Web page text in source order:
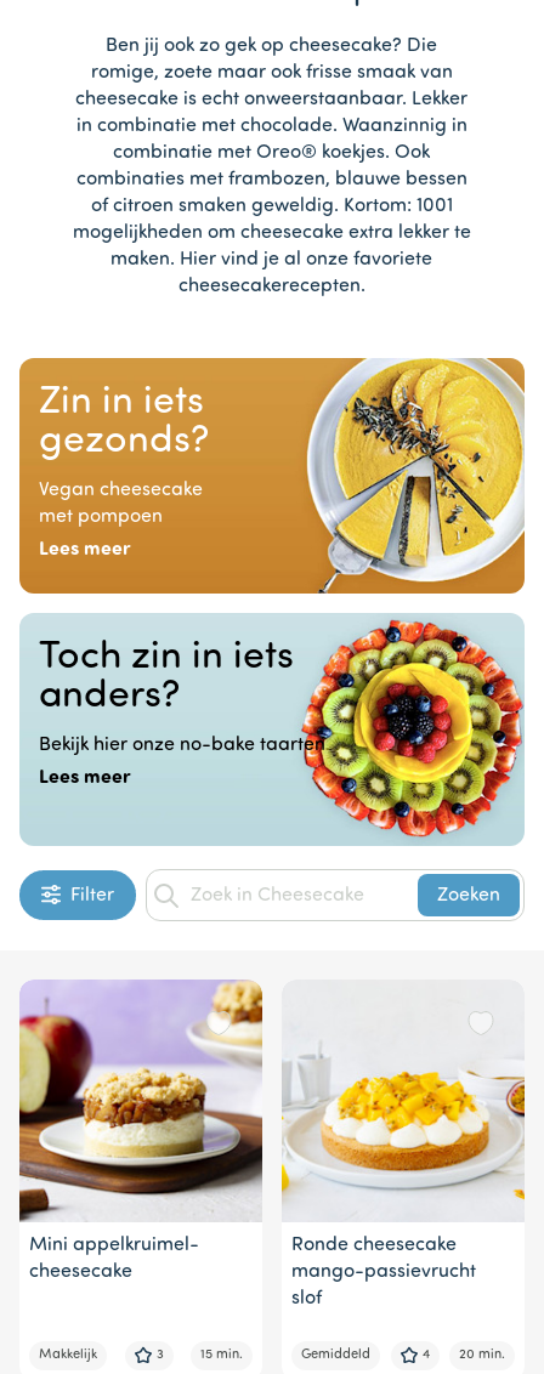
Ben jij ook zo gek op cheesecake? Die
romige, zoete maar ook frisse smaak van
cheesecake is echt onweerstaanbaar. Lekker
in combinatie met chocolade. Waanzinnig in
combinatie met Oreo® koekjes. Ook
combinaties met frambozen, blauwe bessen
of citroen smaken geweldig. Kortom: 1001
mogelijkheden om cheesecake extra lekker te
maken. Hier vind je al onze favoriete
cheesecakerecepten.
Zin in iets
gezonds?
Vegan cheesecake
met pompoen
Lees meer
Toch zin in iets
anders?
Bekijk hier onze no-bake taarten
Lees meer
Filter Zoeken
Mini appelkruimel-
cheesecake
Makkelijk 3 15 min.
Ronde cheesecake
mango-passievrucht
slof
Gemiddeld 4 20 min.